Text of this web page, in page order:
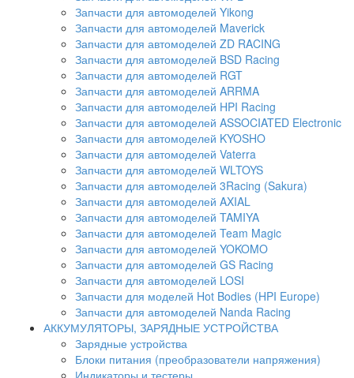
Запчасти для автомоделей Yikong
Запчасти для автомоделей Maverick
Запчасти для автомоделей ZD RACING
Запчасти для автомоделей BSD Racing
Запчасти для автомоделей RGT
Запчасти для автомоделей ARRMA
Запчасти для автомоделей HPI Racing
Запчасти для автомоделей ASSOCIATED Electronic
Запчасти для автомоделей KYOSHO
Запчасти для автомоделей Vaterra
Запчасти для автомоделей WLTOYS
Запчасти для автомоделей 3Racing (Sakura)
Запчасти для автомоделей AXIAL
Запчасти для автомоделей TAMIYA
Запчасти для автомоделей Team Magic
Запчасти для автомоделей YOKOMO
Запчасти для автомоделей GS Racing
Запчасти для автомоделей LOSI
Запчасти для моделей Hot Bodies (HPI Europe)
Запчасти для автомоделей Nanda Racing
АККУМУЛЯТОРЫ, ЗАРЯДНЫЕ УСТРОЙСТВА
Зарядные устройства
Блоки питания (преобразователи напряжения)
Индикаторы и тестеры